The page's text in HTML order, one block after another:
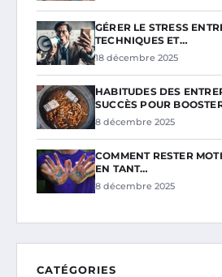
GÉRER LE STRESS
TECHNIQUES ET…
18 décembre 2025
HABITUDES DES
SUCCÈS POUR
8 décembre 2025
COMMENT RESTER
EN TANT…
8 décembre 2025
CATÉGORIES